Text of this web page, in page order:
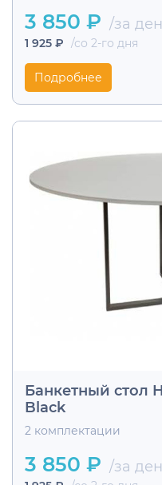
3 850 ₽ /за
1 925 ₽ /со 2-го дня
Подробнее
Банкетный стол
Black
2 комплектации
3 850 ₽ /за